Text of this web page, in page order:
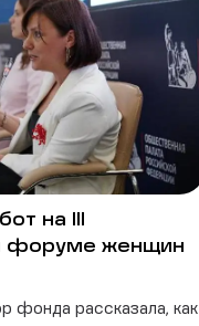
на III
форуме женщин
фонда рассказала, как